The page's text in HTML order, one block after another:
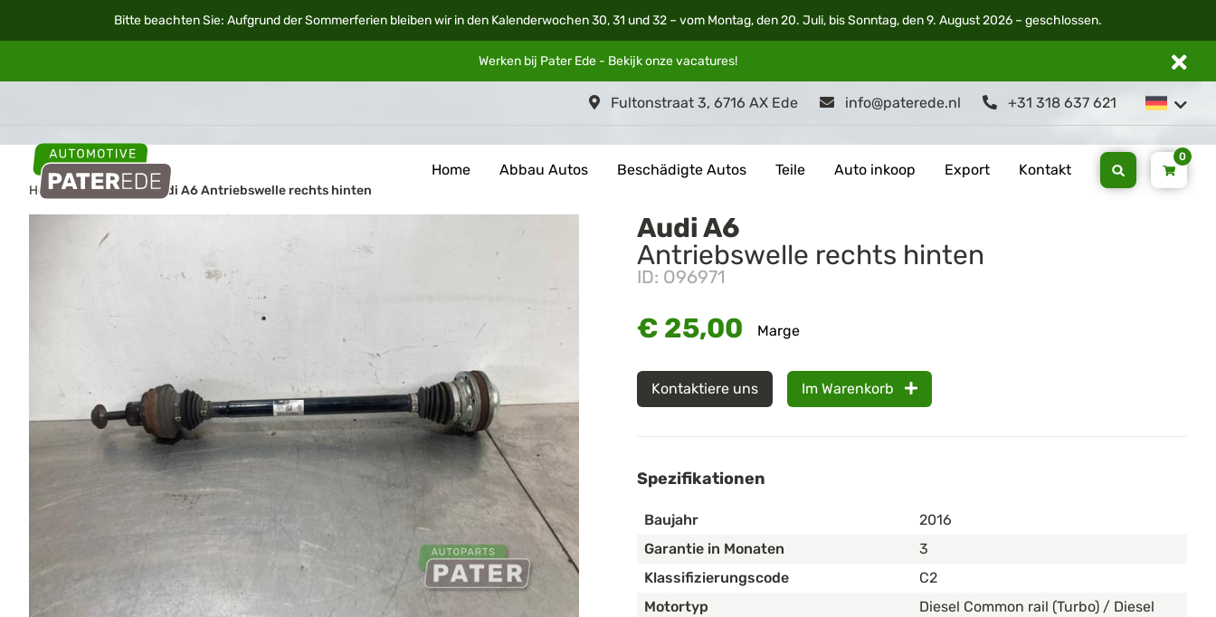
Bitte beachten Sie: Aufgrund der Sommerferien bleiben wir in den Kalenderwochen 30, 31 und 32 – vom Montag, den 20. Juli, bis Sonntag, den 9. August 2026 – geschlossen.
Werken bij Pater Ede - Bekijk onzevacatures!
Fultonstraat 3, 6716 AX Ede info@paterede.nl +31 318 637 621
Home Abbau Autos Beschädigte Autos Teile Auto inkoop Export Kontakt
0
Home Autoteile Audi A6 Antriebswelle rechts hinten
Audi A6
Antriebswelle rechts hinten
ID: O96971
€ 25,00 Marge
Kontaktiere uns Im Warenkorb
Spezifikationen
Baujahr
2016
Garantie in Monaten
3
Klassifizierungscode
C2
Motortyp
Diesel Common rail (Turbo) / Diesel